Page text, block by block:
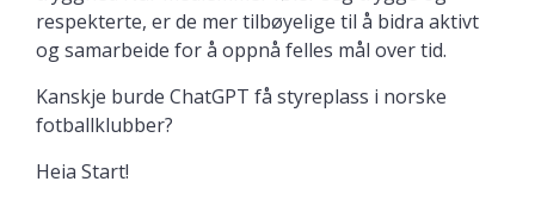
respekterte, er de mer tilbøyelige til å bidra aktivt
og samarbeide for å oppnå felles mål over tid.
Kanskje burde ChatGPT få styreplass i norske
fotballklubber?
Heia Start!